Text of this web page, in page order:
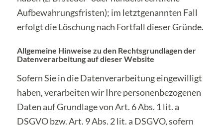
Aufbewahrungsfristen); im letztgenannten Fall
erfolgt die Löschung nach Fortfall dieser Gründe.
Allgemeine Hinweise zu den Rechtsgrundlagen der
Datenverarbeitung auf dieser Website
Sofern Sie in die Datenverarbeitung eingewilligt
haben, verarbeiten wir Ihre personenbezogenen
Daten auf Grundlage von Art. 6 Abs. 1 lit. a
DSGVO bzw. Art. 9 Abs. 2 lit. a DSGVO, sofern